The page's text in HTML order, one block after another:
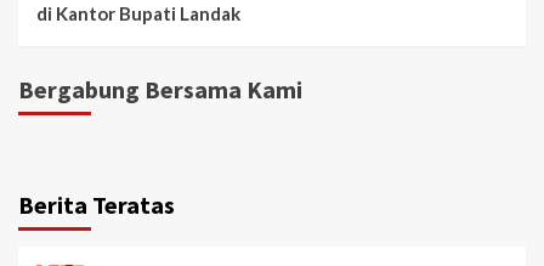
di Kantor Bupati Landak
Bergabung Bersama Kami
Berita Teratas